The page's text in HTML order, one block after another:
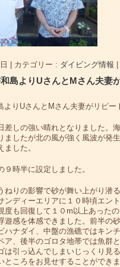
カテゴリー : ダイビング情報
島よりUさんとMさん夫妻
りUさんとMさん夫妻がリピー
差しの強い晴れとなりました。
ましたが北の風が強く風波が発
ました。
９時半に設定しました。
ねりの影響で砂が舞い上がり潜
ンディーエリアに１０時頃エン
度も回復して１０m以上あった
遊感を体感できました。前半の
ハナダイ、中盤の漁礁ではキン
ア、後半のゴロタ地帯では魚群
は引っ込んでしまいじっくり見
ところをお見せすることができま